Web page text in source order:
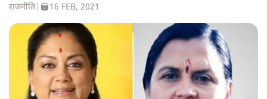
राजनीति 16 FEB, 2021